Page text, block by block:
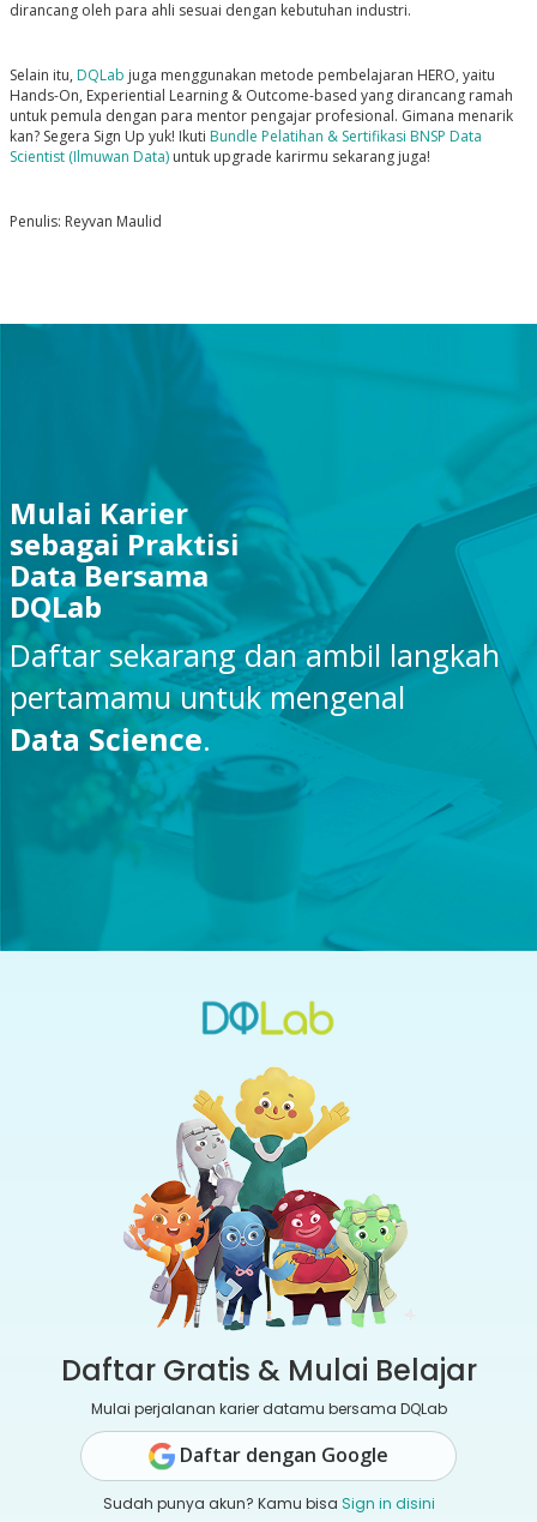
dirancang oleh para ahli sesuai dengan kebutuhan industri.
Selain itu, DQLab juga menggunakan metode pembelajaran HERO, yaitu
Hands-On, Experiential Learning & Outcome-based yang dirancang ramah
untuk pemula dengan para mentor pengajar profesional. Gimana menarik
kan? Segera Sign Up yuk! Ikuti Bundle Pelatihan & Sertifikasi BNSP Data
Scientist (Ilmuwan Data)untuk upgrade karirmu sekarang juga!
Penulis: Reyvan Maulid
Mulai Karier
sebagai Praktisi
Data Bersama
DQLab
Daftar sekarang dan ambil langkah
pertamamu untuk mengenal
Data Science.
Daftar Gratis & Mulai Belajar
Mulai perjalanan karier datamu bersama DQLab
Daftar dengan Google
Sudah punya akun? Kamu bisa Sign in disini